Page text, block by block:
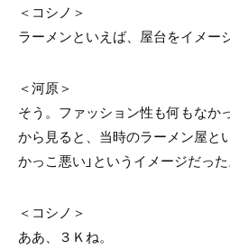
＜コシノ＞
ラーメンといえば、屋台をイメー
＜河原＞
そう。ファッション性も何もなか
から見ると、当時のラーメン屋と
かっこ悪い」というイメージだった
＜コシノ＞
ああ、３Ｋね。